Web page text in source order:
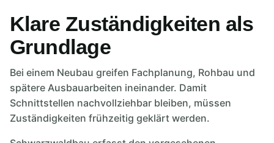
Klare Zuständigkeiten als
Grundlage
Bei einem Neubau greifen Fachplanung, Rohbau und
spätere Ausbauarbeiten ineinander. Damit
Schnittstellen nachvollziehbar bleiben, müssen
Zuständigkeiten frühzeitig geklärt werden.